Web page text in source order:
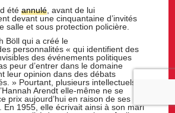
étéannulé , avant de lui
devant une cinquantaine d’invités
salle et sous protection policière.
Böll qui a créé le
personnalités « qui identifient des
des événements politiques
peur d’entrer dans le domaine
leur opinion dans des débats
» Pourtant, plusieurs intellectuels
Arendt elle-même ne se
prix aujourd’hui en raison de ses
En 1955, elle écrivait ainsi à son mari